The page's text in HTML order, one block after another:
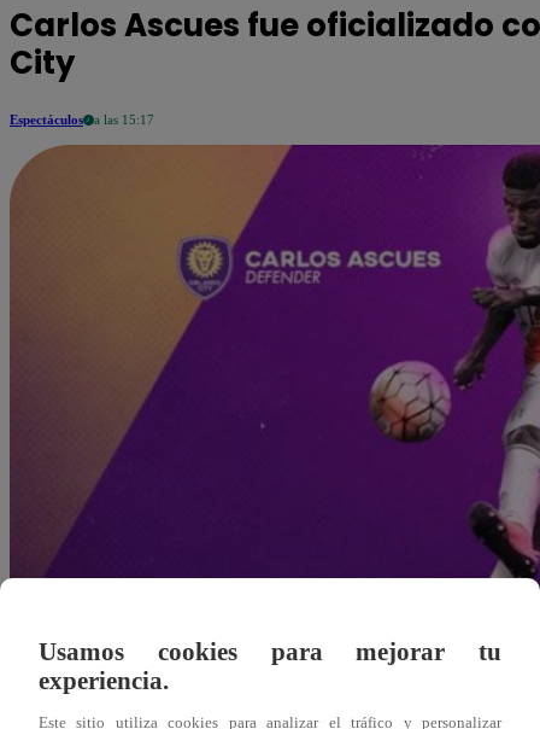
Carlos Ascues fue oficializado
City
Espectáculos a las 15:17
Usamos cookies para mejorar tu
experiencia.
Este sitio utiliza cookies para analizar el tráfico y personalizar